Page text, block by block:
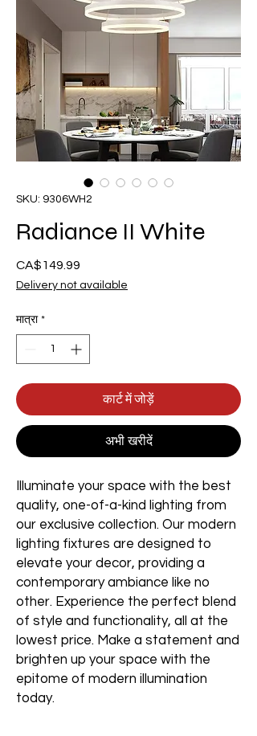
SKU: 9306WH2
Radiance II White
CA$149.99
Delivery not available
मात्रा *
कार्ट में जोड़ें
अभी खरीदें
Illuminate your space with the best
quality, one-of-a-kind lighting from
our exclusive collection. Our modern
lighting fixtures are designed to
elevate your decor, providing a
contemporary ambiance like no
other. Experience the perfect blend
of style and functionality, all at the
lowest price. Make a statement and
brighten up your space with the
epitome of modern illumination
today.